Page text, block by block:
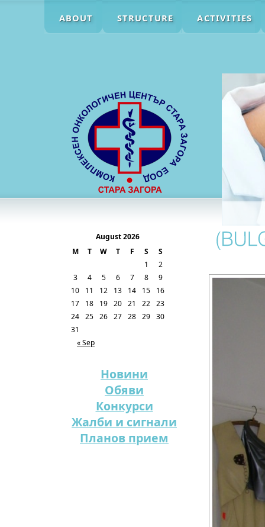
ABOUT STRUCTURE ACTIVITIES
August 2026
M
T W T F S S
« Sep
1
2
3
4 5 6 7 8
9
10
11 12 13 14 15
16
17
18 19 20 21 22 23
24 25 26 27 28 29 30
31
Новини
Обяви
Конкурси
Жалби и сигнали
Планов прием